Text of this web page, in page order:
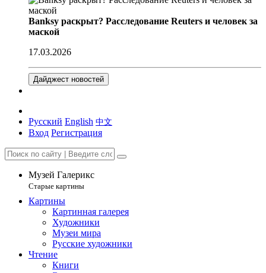
Banksy раскрыт? Расследование Reuters и человек за
маской
17.03.2026
Дайджест новостей
Русский English 中文
Вход Регистрация
Музей Галерикс
Старые картины
Картины
Картинная галерея
Художники
Музеи мира
Русские художники
Чтение
Книги